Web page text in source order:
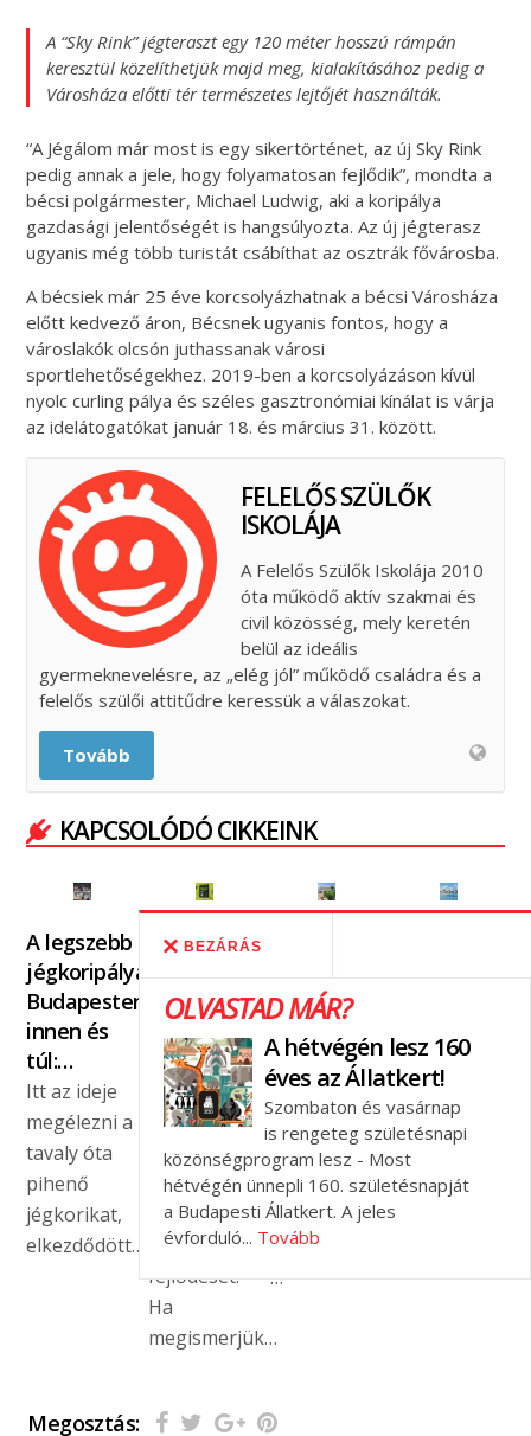
A “Sky Rink” jégteraszt egy 120 méter hosszú rámpán
keresztül közelíthetjük majd meg, kialakításához pedig a
Városháza előtti tér természetes lejtőjét használták.
“A Jégálom már most is egy sikertörténet, az új Sky Rink
pedig annak a jele, hogy folyamatosan fejlődik”, mondta a
bécsi polgármester, Michael Ludwig, aki a koripálya
gazdasági jelentőségét is hangsúlyozta. Az új jégterasz
ugyanis még több turistát csábíthat az osztrák fővárosba.
A bécsiek már 25 éve korcsolyázhatnak a bécsi Városháza
előtt kedvező áron, Bécsnek ugyanis fontos, hogy a
városlakók olcsón juthassanak városi
sportlehetőségekhez. 2019-ben a korcsolyázáson kívül
nyolc curling pálya és széles gasztronómiai kínálat is várja
az idelátogatókat január 18. és március 31. között.
FELELŐS SZÜLŐK
ISKOLÁJA
A Felelős Szülők Iskolája 2010
óta működő aktív szakmai és
civil közösség, mely keretén
belül az ideális
gyermeknevelésre, az „elég jól” működő családra és a
felelős szülői attitűdre keressük a válaszokat.
Tovább
KAPCSOLÓDÓ CIKKEINK
A legszebb
jégkoripályák
Budapesten
innen és
túl:…
Itt az ideje
megélezni a
tavaly óta
pihenő
jégkorikat,
elkezdődött…
GYŐZTES
- Mitől lesz
a sportoló?
Egy
sportoló
mentális
felkészültsége
aktívan
támogatja a
fejlődését.
Ha
megismerjük…
Lupa
Idén immár
10.
alkalommal
nyitja meg
kapuit az
ország
legnagyobb,
…
Június 1-től
elindult a
strandszezon
a
Dunakanyar
kapujában,
a Lupán,…
Megosztás:
BEZÁRÁS
OLVASTAD MÁR?
A hétvégén lesz 160
éves az Állatkert!
Szombaton és vasárnap
is rengeteg születésnapi
közönségprogram lesz - Most
hétvégén ünnepli 160. születésnapját
a Budapesti Állatkert. A jeles
évforduló... Tovább